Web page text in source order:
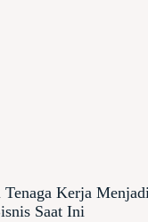
Tenaga Kerja
Saat Ini